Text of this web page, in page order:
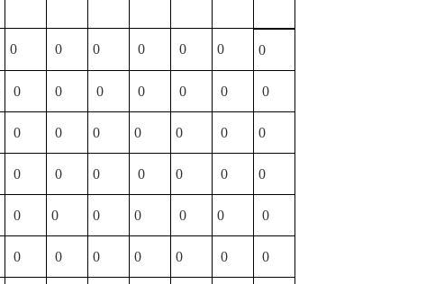
0 0 0 0 0 0 0
0 0 0 0 0 0 0
0 0 0 0 0 0 0
0 0 0 0 0 0 0
0 0 0 0 0 0 0
0 0 0 0 0 0 0